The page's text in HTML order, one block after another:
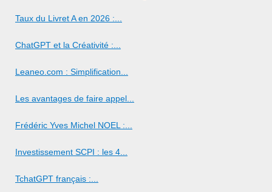
Taux du Livret A en 2026 :...
ChatGPT et la Créativité :...
Leaneo.com : Simplification...
Les avantages de faire appel...
Frédéric Yves Michel NOEL :...
Investissement SCPI : les 4...
TchatGPT français :...